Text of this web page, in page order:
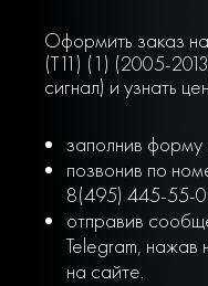
Оформить заказ
(T11) (1) (2005-
сигнал) и узнать
заполнив форму
позвонив по
8(495) 445-55-
отправив
Telegram, нажав
на сайте.